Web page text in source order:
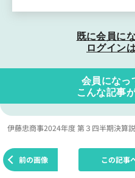
既に会員に
ログイン
会員になっ
こんな記事
伊藤忠商事2024年度 第３四半期決算
前の画像 この記事